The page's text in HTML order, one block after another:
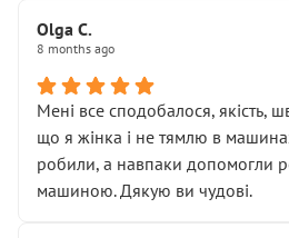
Стосовно комунікації - все добре
Olga С.
8 months ago
Мені все сподобалося, якість,
що я жінка і не тямлю в
робили, а навпаки допомогли
машиною. Дякую ви чудові.